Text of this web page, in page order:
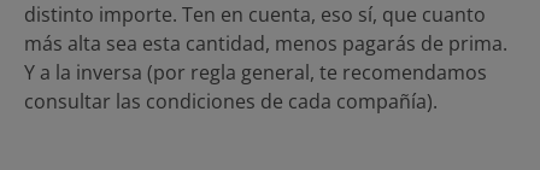
distinto importe. Ten en cuenta, eso sí, que cuanto
más alta sea esta cantidad, menos pagarás de prima.
Y a la inversa (por regla general, te recomendamos
consultar las condiciones de cada compañía).